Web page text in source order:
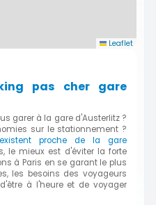
Leaflet
pas cher gare
garer à la gare d'Austerlitz ?
sur le stationnement ?
proche de la gare
le mieux est d'éviter la forte
à Paris en se garant le plus
les besoins des voyageurs
à l'heure et de voyager